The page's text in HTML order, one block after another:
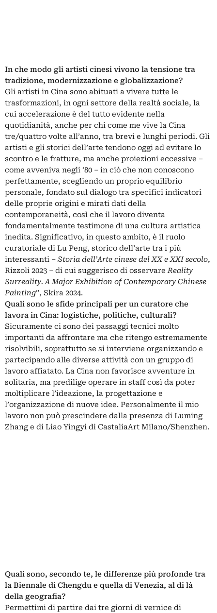
In che modo gli artisti cinesi vivono la tensione tra
tradizione, modernizzazione e globalizzazione?
Gli artisti in Cina sono abituati a vivere tutte le
trasformazioni, in ogni settore della realtà sociale, la
cui accelerazione è del tutto evidente nella
quotidianità, anche per chi come me vive la Cina
tre/quattro volte all’anno, tra brevi e lunghi periodi. Gli
artisti e gli storici dell’arte tendono oggi ad evitare lo
scontro e le fratture, ma anche proiezioni eccessive –
come avveniva negli ‘80 – in ciò che non conoscono
perfettamente, scegliendo un proprio equilibrio
personale, fondato sul dialogo tra specifici indicatori
delle proprie origini e mirati dati della
contemporaneità, così che il lavoro diventa
fondamentalmente testimone di una cultura artistica
inedita. Significativo, in questo ambito, è il ruolo
curatoriale di Lu Peng, storico dell’arte tra i più
interessanti – Storia dell’Arte cinese del XX e XXI secolo,
Rizzoli 2023 – di cui suggerisco di osservareReality
Surreality. A Major Exhibition of Contemporary Chinese
Painting”, Skira 2024.
Quali sono le sfide principali per un curatore che
lavora in Cina: logistiche, politiche, culturali?
Sicuramente ci sono dei passaggi tecnici molto
importanti da affrontare ma che ritengo estremamente
risolvibili, soprattutto se si interviene organizzando e
partecipando alle diverse attività con un gruppo di
lavoro affiatato. La Cina non favorisce avventure in
solitaria, ma predilige operare in staff così da poter
moltiplicare l’ideazione, la progettazione e
l’organizzazione di nuove idee. Personalmente il mio
lavoro non può prescindere dalla presenza di Luming
Zhang e di Liao Yingyi di CastaliaArt Milano/Shenzhen.
Quali sono, secondo te, le differenze più profonde tra
la Biennale di Chengdu e quella di Venezia, al di là
della geografia?
Permettimi di partire dai tre giorni di vernice di